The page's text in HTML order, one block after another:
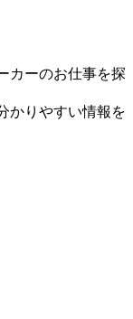
カーのお仕事を探
かりやすい情報を